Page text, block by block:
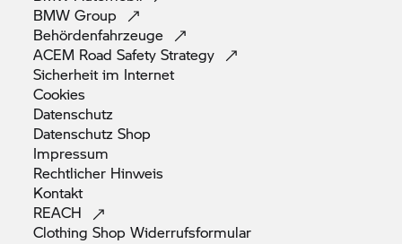
BMWGroup
Behördenfahrzeuge
ACEM Road SafetyStrategy
Sicherheit im Internet
Cookies
Datenschutz
DatenschutzShop
Impressum
Rechtlicher Hinweis
Kontakt
REACH
Clothing ShopWiderrufsformular